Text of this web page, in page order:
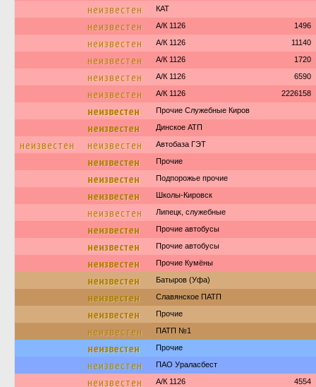
неизвестен КАТ
неизвестен А/К 1126 1496
неизвестен А/К 1126 11140
неизвестен А/К 1126 1720
неизвестен А/К 1126 6590
неизвестен А/К 1126 2226158
неизвестен Прочие Служебные Киров
неизвестен Динское АТП
неизвестен неизвестен Автобаза ГЭТ
неизвестен Прочие
неизвестен Подпорожье прочие
неизвестен Школы-Кировск
неизвестен Липецк, служебные
неизвестен Прочие автобусы
неизвестен Прочие автобусы
неизвестен Прочие Кумёны
неизвестен Батыров (Уфа)
неизвестен Славянское ПАТП
неизвестен Прочие
неизвестен ПАТП №1
неизвестен Прочие
неизвестен ПАО Ураласбест
неизвестен А/К 1126 4554